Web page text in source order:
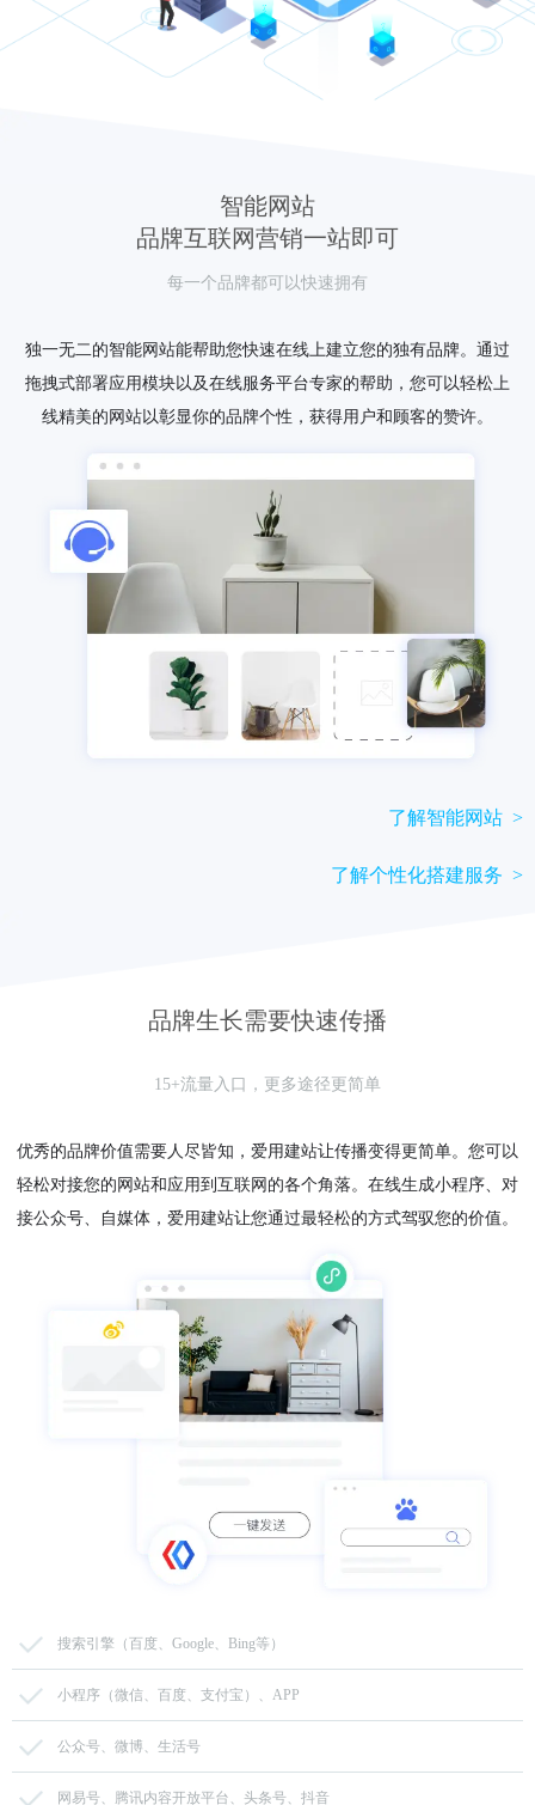
智能网站
品牌互联网营销一站即可
每一个品牌都可以快速拥有
独一无二的智能网站能帮助您快速在线上建立您的独有品牌。通过
拖拽式部署应用模块以及在线服务平台专家的帮助，您可以轻松上
线精美的网站以彰显你的品牌个性，获得用户和顾客的赞许。
了解智能网站 >
了解个性化搭建服务 >
品牌生长需要快速传播
15+流量入口，更多途径更简单
优秀的品牌价值需要人尽皆知，爱用建站让传播变得更简单。您可以
轻松对接您的网站和应用到互联网的各个角落。在线生成小程序、对
接公众号、自媒体，爱用建站让您通过最轻松的方式驾驭您的价值。
搜索引擎（百度、Google、Bing等）
小程序（微信、百度、支付宝）、APP
公众号、微博、生活号
网易号、腾讯内容开放平台、头条号、抖音